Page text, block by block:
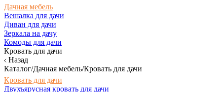
Дачная мебель
Вешалка для дачи
Диван для дачи
Зеркала на дачу
Комоды для дачи
Кровать для дачи
Назад
Каталог/Дачная мебель/Кровать для дачи
Кровать для дачи
Двухъярусная кровать для дачи